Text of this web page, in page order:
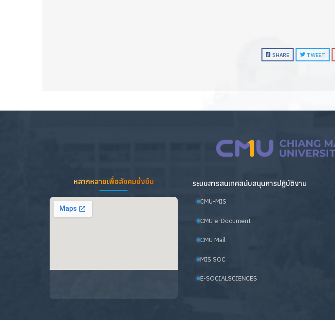
SHARE TWEET
หลากหลายเพื่อสังคมยั่งยืน ระบบสารสนเทศสนับสนุนการปฏิบัติงาน
CMU-MIS
CMU e-Document
CMU Mail
MIS SOC
E-SOCIALSCIENCES